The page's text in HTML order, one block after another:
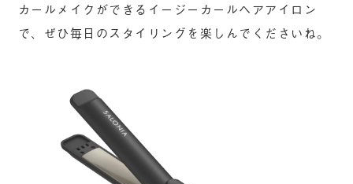
カールメイクができるイージーカールヘアアイロン
で、ぜひ毎日のスタイリングを楽しんでくださいね。